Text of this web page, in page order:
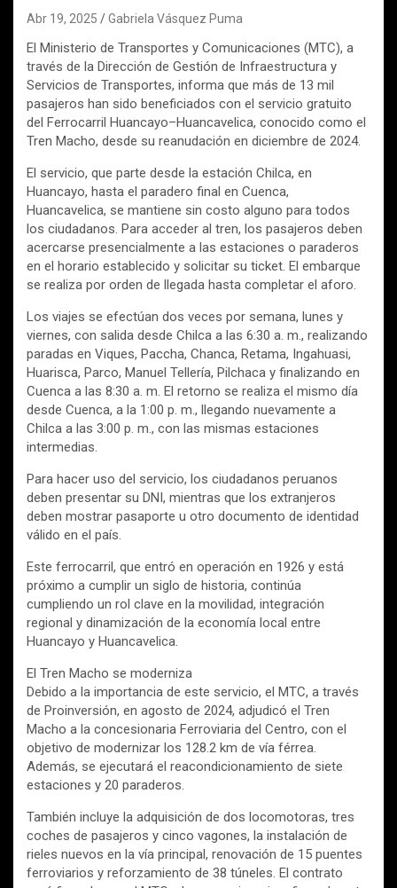
Abr 19, 2025 Gabriela Vásquez Puma
El Ministerio de Transportes y Comunicaciones (MTC), a
través de la Dirección de Gestión de Infraestructura y
Servicios de Transportes, informa que más de 13 mil
pasajeros han sido beneficiados con el servicio gratuito
del Ferrocarril Huancayo–Huancavelica, conocido como el
Tren Macho, desde su reanudación en diciembre de 2024.
El servicio, que parte desde la estación Chilca, en
Huancayo, hasta el paradero final en Cuenca,
Huancavelica, se mantiene sin costo alguno para todos
los ciudadanos. Para acceder al tren, los pasajeros deben
acercarse presencialmente a las estaciones o paraderos
en el horario establecido y solicitar su ticket. El embarque
se realiza por orden de llegada hasta completar el aforo.
Los viajes se efectúan dos veces por semana, lunes y
viernes, con salida desde Chilca a las 6:30 a. m., realizando
paradas en Viques, Paccha, Chanca, Retama, Ingahuasi,
Huarisca, Parco, Manuel Tellería, Pilchaca y finalizando en
Cuenca a las 8:30 a. m. El retorno se realiza el mismo día
desde Cuenca, a la 1:00 p. m., llegando nuevamente a
Chilca a las 3:00 p. m., con las mismas estaciones
intermedias.
Para hacer uso del servicio, los ciudadanos peruanos
deben presentar su DNI, mientras que los extranjeros
deben mostrar pasaporte u otro documento de identidad
válido en el país.
Este ferrocarril, que entró en operación en 1926 y está
próximo a cumplir un siglo de historia, continúa
cumpliendo un rol clave en la movilidad, integración
regional y dinamización de la economía local entre
Huancayo y Huancavelica.
El Tren Macho se moderniza
Debido a la importancia de este servicio, el MTC, a través
de Proinversión, en agosto de 2024, adjudicó el Tren
Macho a la concesionaria Ferroviaria del Centro, con el
objetivo de modernizar los 128.2 km de vía férrea.
Además, se ejecutará el reacondicionamiento de siete
estaciones y 20 paraderos.
También incluye la adquisición de dos locomotoras, tres
coches de pasajeros y cinco vagones, la instalación de
rieles nuevos en la vía principal, renovación de 15 puentes
ferroviarios y reforzamiento de 38 túneles. El contrato